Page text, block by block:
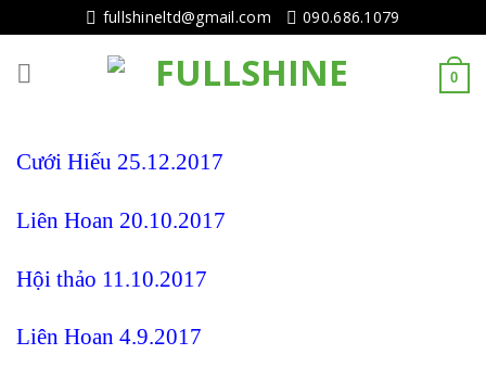
tục
tới
fullshineltd@gmail.com 090.686.1079
0
Cưới Hiếu 25.12.2017
Liên Hoan 20.10.2017
Hội thảo 11.10.2017
Liên Hoan 4.9.2017